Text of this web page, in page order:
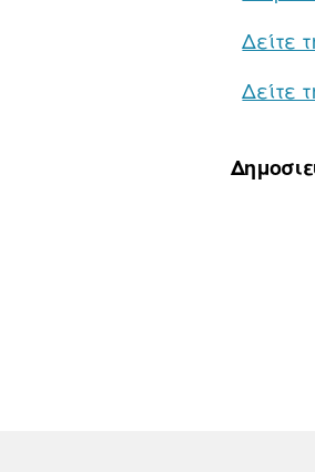
Δείτε
Δείτε